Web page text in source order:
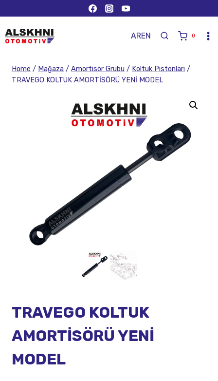
AREN 0
Home / Mağaza / Amortisör Grubu / Koltuk Pistonları /
TRAVEGO KOLTUK AMORTİSÖRÜ YENİ MODEL
TRAVEGO KOLTUK
AMORTİSÖRÜ YENİ
MODEL